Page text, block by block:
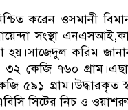
করেন ওসমানী
সংস্থা
করিম
কেজি ৭৬০
৫৯১ গ্রাম।উদ্ধারকৃত
সিটের নিচ ও